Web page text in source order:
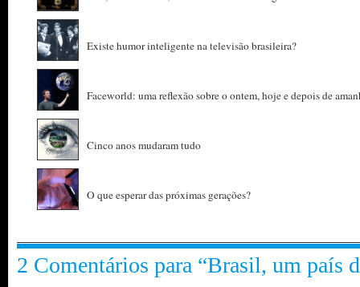
Existe humor inteligente na televisão brasileira?
Faceworld: uma reflexão sobre o ontem, hoje e depois de
Cinco anos mudaram tudo
O que esperar das próximas gerações?
2 Comentários para “Brasil, um país